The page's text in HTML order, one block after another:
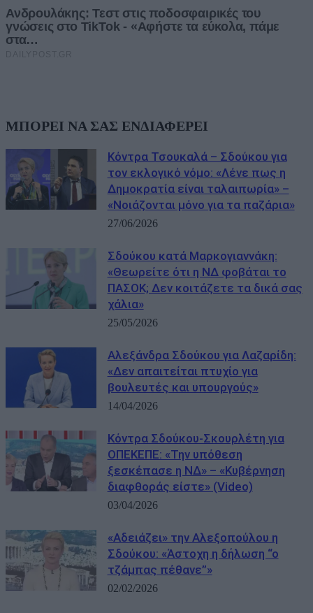
ΜΠΟΡΕΙ ΝΑ ΣΑΣ ΕΝΔΙΑΦΕΡΕΙ
Κόντρα Τσουκαλά – Σδούκου για
τον εκλογικό νόμο: «Λένε πως η
Δημοκρατία είναι ταλαιπωρία» –
«Νοιάζονται μόνο για τα παζάρια»
27/06/2026
Σδούκου κατά Μαρκογιαννάκη:
«Θεωρείτε ότι η ΝΔ φοβάται το
ΠΑΣΟΚ; Δεν κοιτάζετε τα δικά σας
χάλια»
25/05/2026
Αλεξάνδρα Σδούκου για Λαζαρίδη:
«Δεν απαιτείται πτυχίο για
βουλευτές και υπουργούς»
14/04/2026
Κόντρα Σδούκου-Σκουρλέτη για
ΟΠΕΚΕΠΕ: «Την υπόθεση
ξεσκέπασε η ΝΔ» – «Κυβέρνηση
διαφθοράς είστε» (Video)
03/04/2026
«Αδειάζει» την Αλεξοπούλου η
Σδούκου: «Άστοχη η δήλωση “ο
τζάμπας πέθανε”»
02/02/2026